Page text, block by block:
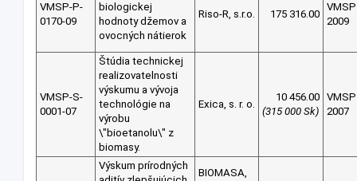
VMSP-P-
0170-09
biologickej
hodnoty džemov a
ovocných nátierok
Riso-R, s.r.o. 175 316.00
VMSP
2009
VMSP-S-
0001-07
Štúdia technickej
realizovatelnosti
výskumu a vývoja
technológie na
výrobu
\"bioetanolu\" z
biomasy.
Exica, s. r. o.
10 456.00
(315 000 Sk)
VMSP
2007
Výskum prírodných
BIOMASA,